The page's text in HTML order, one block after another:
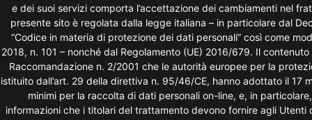
e dei suoi servizi comporta l’accettazione dei cambiamenti nel
presente sito è regolata dalla legge italiana – in particolare dal
“Codice in materia di protezione dei dati personali” così come
2018, n. 101 – nonché dal Regolamento (UE) 2016/679. Il
Raccomandazione n. 2/2001 che le autorità europee per la
istituito dall’art. 29 della direttiva n. 95/46/CE, hanno adottato il 17
minimi per la raccolta di dati personali on-line, e, in
informazioni che i titolari del trattamento devono fornire agli